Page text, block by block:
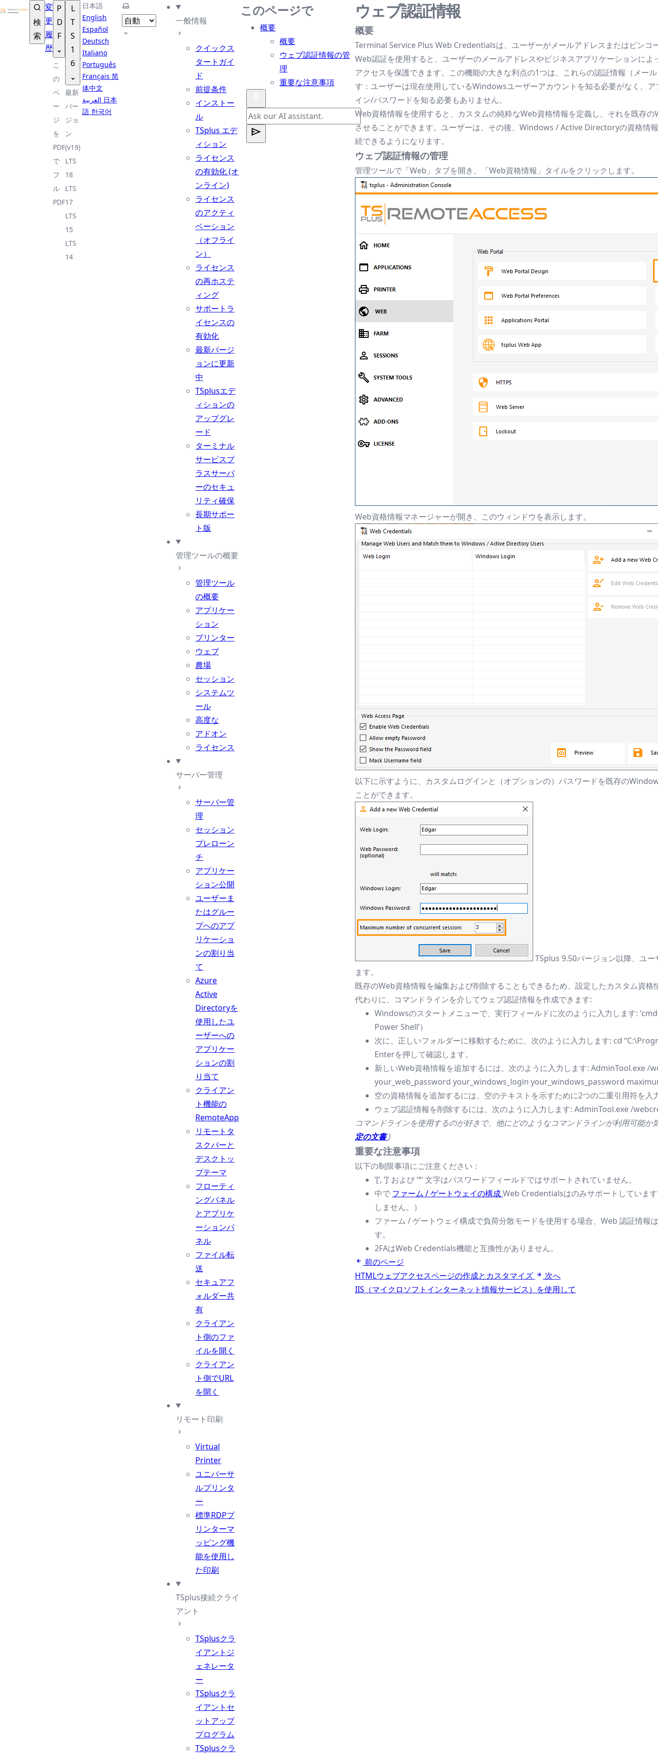
TSplus ドキュメンテーション ®
検
索
変
更
履
歴
P
D
F
こ
の
ペ
ー
ジ
を
PDF
で
フ
ル
PDF
L
T
S
1
6
最新
バー
ジョ
ン
(v19)
LTS
18
LTS
17
LTS
15
LTS
14
日本語
English
Español
Deutsch
Italiano
Português
Français简
体中文
日本
語 한국어
テーマを選択
一般情報
クイックス
タートガイ
ド
前提条件
インストー
ル
TSplus エデ
ィション
ライセンス
の有効化 (オ
ンライン)
ライセンス
のアクティ
ベーション
（オフライ
ン）
ライセンス
の再ホステ
ィング
サポートラ
イセンスの
有効化
最新バージ
ョンに更新
中
TSplusエデ
ィションの
アップグレ
ード
ターミナル
サービスプ
ラスサーバ
ーのセキュ
リティ確保
長期サポー
ト版
管理ツールの概要
管理ツール
の概要
アプリケー
ション
プリンター
ウェブ
農場
セッション
システムツ
ール
高度な
アドオン
ライセンス
サーバー管理
サーバー管
理
セッション
プレローン
チ
アプリケー
ション公開
ユーザーま
たはグルー
プへのアプ
リケーショ
ンの割り当
て
Azure
Active
Directoryを
使用したユ
ーザーへの
アプリケー
ションの割
り当て
クライアン
ト機能の
RemoteApp
リモートタ
スクバーと
デスクトッ
プテーマ
フローティ
ングパネル
とアプリケ
ーションパ
ネル
ファイル転
送
セキュアフ
ォルダー共
有
クライアン
ト側のファ
イルを開く
クライアン
ト側でURL
を開く
リモート印刷
Virtual
Printer
ユニバーサ
ルプリンタ
ー
標準RDPプ
リンターマ
ッピング機
能を使用し
た印刷
TSplus接続クライ
アント
TSplusクラ
イアントジ
ェネレータ
ー
TSplusクラ
イアントセ
ットアップ
プログラム
TSplusクラ
このページで
概要
概要
ウェブ認証情報の管
理
重要な注意事項
ウェブ認証情報
概要
Terminal Service Plus Web Credentialsは、ユーザーがメールアドレスまたはピンコ
Web認証を使用すると、ユーザーのメールアドレスやビジネスアプリケーションに
アクセスを保護できます。この機能の大きな利点の1つは、これらの認証情報（メー
す：ユーザーは現在使用しているWindowsユーザーアカウントを知る必要がなく、
イン/パスワードを知る必要もありません。
Web資格情報を使用すると、カスタムの純粋なWeb資格情報を定義し、それを既存
させることができます。ユーザーは、その後、Windows / Active Directoryの資格情
続できるようになります。
ウェブ認証情報の管理
管理ツールで「Web」タブを開き、「Web資格情報」タイルをクリックします。
Web資格情報マネージャーが開き、このウィンドウを表示します。
以下に示すように、カスタムログインと（オプションの）パスワードを既存の
ことができます。
TSplus 9.50バージョン以降、ユ
ます。
既存のWeb資格情報を編集および削除することもできるため、設定したカスタム資
代わりに、コマンドラインを介してウェブ認証情報を作成できます:
Windowsのスタートメニューで、実行フィールドに次のように入力します:
Power Shell’）
次に、正しいフォルダーに移動するために、次のように入力します: cd
Enterを押して確認します。
新しいWeb資格情報を追加するには、次のように入力します: AdminTool.exe
your_web_password your_windows_login your_windows_password
空の資格情報を追加するには、空のテキストを示すために2つの二重引用符を入
ウェブ認証情報を削除するには、次のように入力します: AdminTool.exe /
コマンドラインを使用するのが好きで、他にどのようなコマンドラインが利用可能
定の文書)
重要な注意事項
以下の制限事項にご注意ください：
’[’, ’]’ および ’°’ 文字はパスワードフィールドではサポートされていません。
中で ファーム / ゲートウェイの構成Web Credentialsはのみサポートしていま
しません。）
ファーム / ゲートウェイ構成で負荷分散モードを使用する場合、Web 認証情報
す。
2FAはWeb Credentials機能と互換性がありません。
前のページ
HTMLウェブアクセスページの作成とカスタマイズ
次へ
IIS（マイクロソフトインターネット情報サービス）を使用して